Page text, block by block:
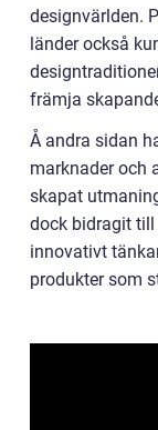
designvärlden.
länder också
främja
Å andra sidan
marknader och
skapat
dock bidragit
innovativt
produkter som